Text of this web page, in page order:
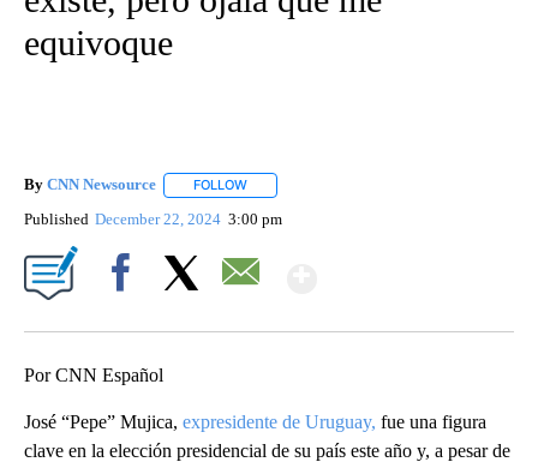
equivoque
By CNN Newsource FOLLOW
Published December 22, 2024 3:00 pm
Por CNN Español
José “Pepe” Mujica, expresidente de Uruguay, fue una figura
clave en la elección presidencial de su país este año y, a pesar de